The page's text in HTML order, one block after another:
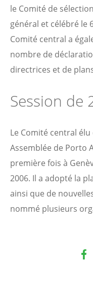
le Comité de
général et célébré le
Comité central a
nombre de
directrices et de
Session de
Le Comité central
Assemblée de Porto
première fois à
2006. Il a adopté la
ainsi que de
nommé plusieurs